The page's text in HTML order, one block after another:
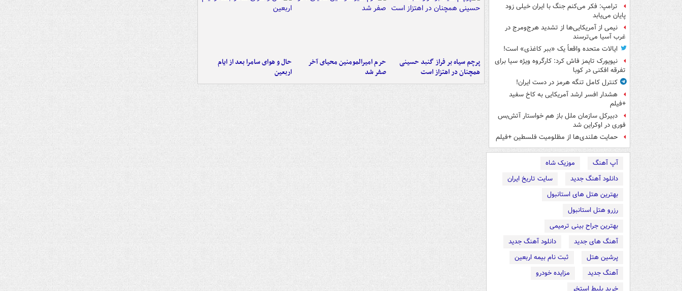
ترامپ: فکر می‌کنم جنگ با ایران خیلی زود
پایان می‌یابد
نیمی از آمریکایی‌ها از تشدید هرج‌ومرج در
غرب آسیا می‌ترسند
ایالات متحده واقعاً یک «ببر کاغذی» است!
نیویورک تایمز فاش کرد: کارگروه ویژه سیا برای
تفرقه افکنی در کوبا
کنترل کامل تنگه هرمز در دست ایران!
هشدار افسر ارشد آمریکایی به کاخ سفید
+فیلم
دبیرکل سازمان ملل باز هم خواستار آتش‌بس
فوری در اوکراین شد
حمایت هلندی‌ها از مظلومیت فلسطین +فیلم
آپ آهنگ
موزیک شاه
دانلود آهنگ جدید
سایت تاریخ ایران
بهترین هتل های استانبول
رزرو هتل استانبول
بهترین جراح بینی ترمیمی
آهنگ های جدید
دانلود آهنگ جدید
پرشین هتل
ثبت نام بیمه اربعین
آهنگ جدید
مزایده خودرو
پرچم سیاه بر فراز گنبد حسینی
همچنان در اهتزاز است
حرم امیرالمومنین محیای آخر
صفر شد
حال و هوای سامرا بعد از ایام
اربعین